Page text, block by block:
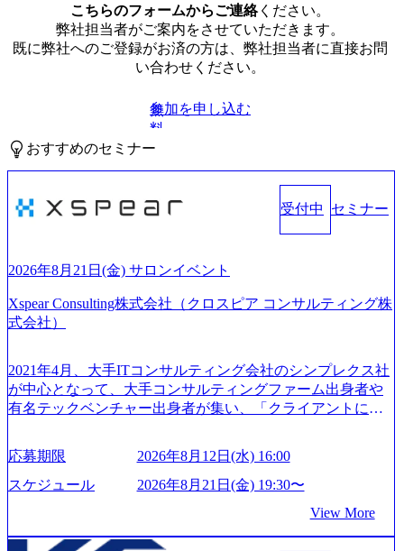
こちらのフォームからご連絡ください。
弊社担当者がご案内をさせていただきます。
既に弊社へのご登録がお済の方は、弊社担当者に直接お問
い合わせください。
無
料
参加を申し込む
おすすめのセミナー
受付中 セミナー
2026年8月21日(金) サロンイベント
Xspear Consulting株式会社（クロスピア コンサルティング株
式会社）
2021年4月、大手ITコンサルティング会社のシンプレクス社
が中心となって、大手コンサルティングファーム出身者や
有名テックベンチャー出身者が集い、「クライアントにと
い」という想いの下で立ち上げた新鋭ファーム テクノロジ
ーがビジネスの成功に大きな影響力を持つDX時代におい
て、20年以上にわたってFintech業界を中心に最先端テクノ
つ、あらゆる業種・業界のクライアントの企業価値の最大
化を支援するために、戦略策定、組織改革、人材育成、業
応募期限
2026年8月12日(水) 16:00
スケジュール
2026年8月21日(金) 19:30〜
View More